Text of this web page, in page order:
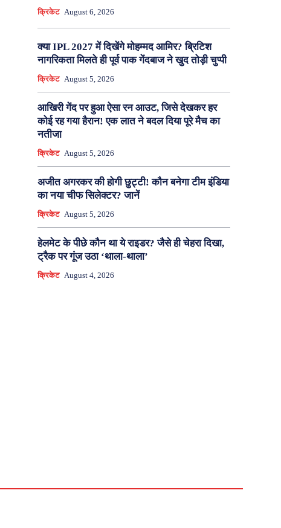
क्रिकेट August 6, 2026
क्या IPL 2027 में दिखेंगे मोहम्मद आमिर? ब्रिटिश
नागरिकता मिलते ही पूर्व पाक गेंदबाज ने खुद तोड़ी चुप्पी
क्रिकेट August 5, 2026
आखिरी गेंद पर हुआ ऐसा रन आउट, जिसे देखकर हर
कोई रह गया हैरान! एक लात ने बदल दिया पूरे मैच का
नतीजा
क्रिकेट August 5, 2026
अजीत अगरकर की होगी छुट्टी! कौन बनेगा टीम इंडिया
का नया चीफ सिलेक्टर? जानें
क्रिकेट August 5, 2026
हेलमेट के पीछे कौन था ये राइडर? जैसे ही चेहरा दिखा,
ट्रैक पर गूंज उठा ‘थाला-थाला’
क्रिकेट August 4, 2026